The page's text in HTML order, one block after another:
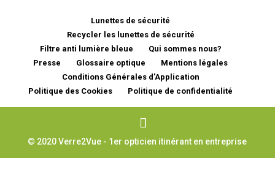
Lunettes de sécurité
Recycler les lunettes de sécurité
Filtre anti lumière bleue
Qui sommes nous?
Presse
Glossaire optique
Mentions légales
Conditions Générales d’Application
Politique des Cookies
Politique de confidentialité
© 2020 Verre2Vue - 1er opticien itinérant en entreprise